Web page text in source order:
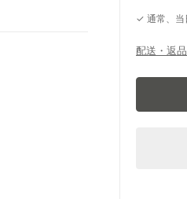
✓ 通常、当
配送・返